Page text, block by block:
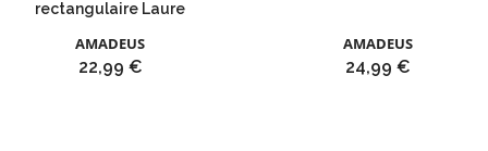
rectangulaire Laure
AMADEUS
Prix
22,99 €
AMADEUS
Prix
24,99 €